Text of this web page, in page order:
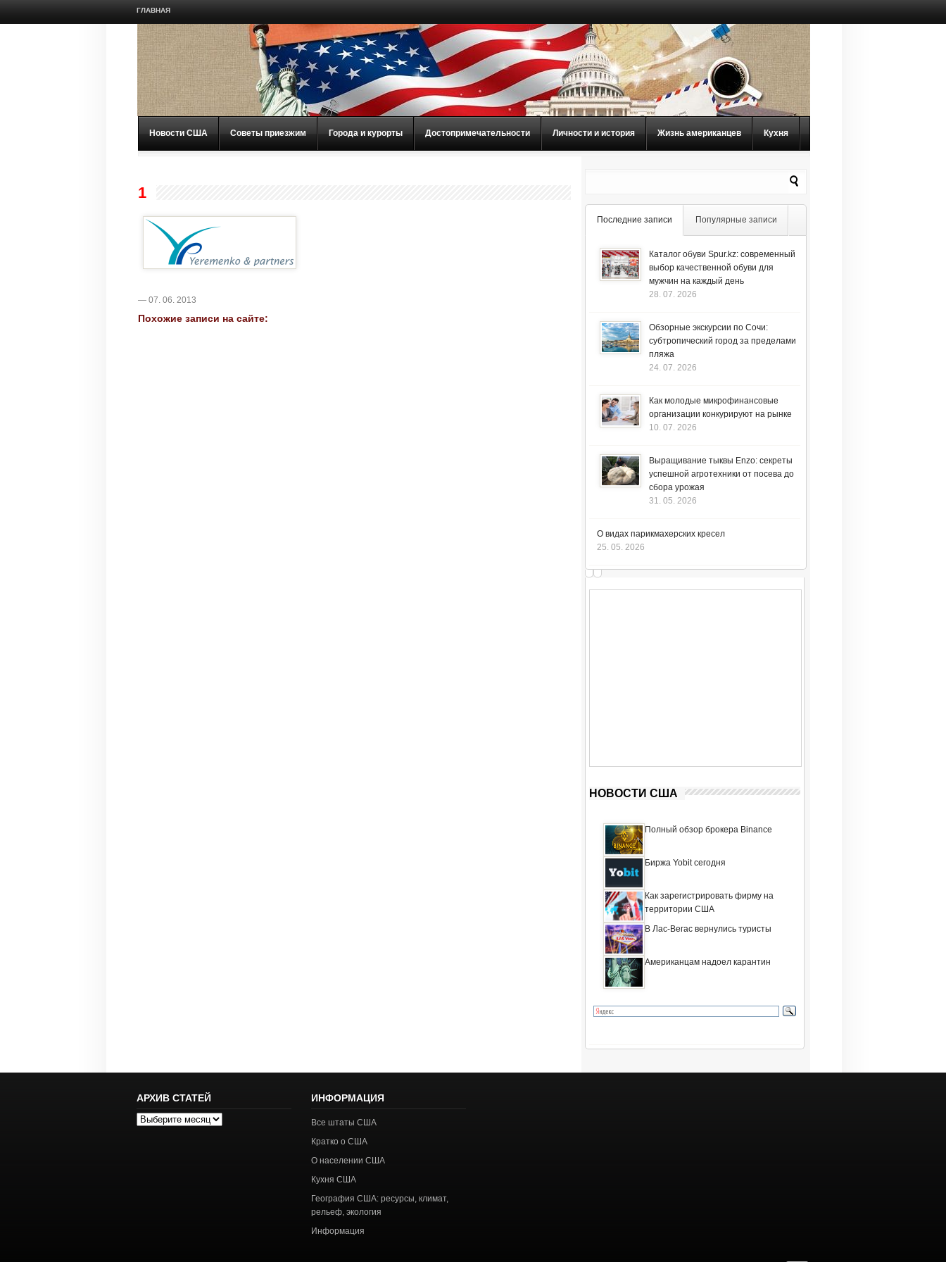
ГЛАВНАЯ
Новости США Советы приезжим Города и курорты Достопримечательности Личности и история Жизнь американцев Кухня
1
— 07. 06. 2013
Похожие записи на сайте:
Последние записи Популярные записи
Каталог обуви Spur.kz: современный
выбор качественной обуви для
мужчин на каждый день
28. 07. 2026
Обзорные экскурсии по Сочи:
субтропический город за пределами
пляжа
24. 07. 2026
Как молодые микрофинансовые
организации конкурируют на рынке
10. 07. 2026
Выращивание тыквы Enzo: секреты
успешной агротехники от посева до
сбора урожая
31. 05. 2026
О видах парикмахерских кресел
25. 05. 2026
НОВОСТИ США
Полный обзор брокера Binance
Биржа Yobit сегодня
Как зарегистрировать фирму на
территории США
В Лас-Вегас вернулись туристы
Американцам надоел карантин
АРХИВ СТАТЕЙ
Архив
ИНФОРМАЦИЯ
Все штаты США
Кратко о США
О населении США
Кухня США
География США: ресурсы, климат,
рельеф, экология
Информация